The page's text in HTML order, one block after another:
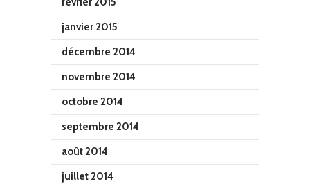
janvier 2015
décembre 2014
novembre 2014
octobre 2014
septembre 2014
août 2014
juillet 2014